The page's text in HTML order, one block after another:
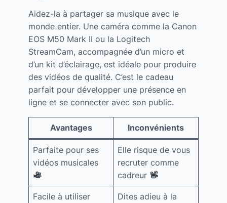
Aidez-la à partager sa musique avec le
monde entier. Une caméra comme la Canon
EOS M50 Mark II ou la Logitech
StreamCam, accompagnée d’un micro et
d’un kit d’éclairage, est idéale pour produire
des vidéos de qualité. C’est le cadeau
parfait pour développer une présence en
ligne et se connecter avec son public.
Avantages Inconvénients
Parfaite pour ses
vidéos musicales
Elle risque de vous
recruter comme
cadreur
Facile à utiliser
Dites adieu à la